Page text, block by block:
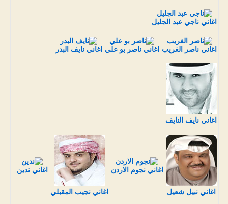
اغاني ناجي عبد الجليل
اغاني ناصر الغريب اغاني ناصر بو علي اغاني نايف البدر
اغاني نايف النايف
اغاني نبيل شعيل
اغاني نجوم الاردن
اغاني نجيب المقبلي
اغاني ندين